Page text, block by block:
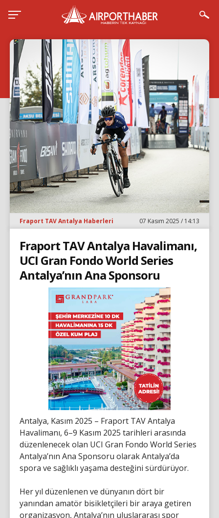
Fraport TAV Antalya Haberleri 07 Kasım 2025 / 14:13
Fraport TAV Antalya Havalimanı,
UCI Gran Fondo World Series
Antalya’nın Ana Sponsoru
Antalya, Kasım 2025 – Fraport TAV Antalya
Havalimanı, 6–9 Kasım 2025 tarihleri arasında
düzenlenecek olan UCI Gran Fondo World Series
Antalya’nın Ana Sponsoru olarak Antalya’da
spora ve sağlıklı yaşama desteğini sürdürüyor.
Her yıl düzenlenen ve dünyanın dört bir
yanından amatör bisikletçileri bir araya getiren
organizasyon, Antalya’nın uluslararası spor